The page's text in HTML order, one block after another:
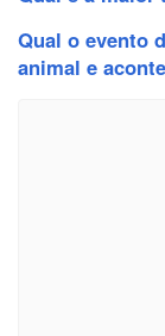
Qual o evento
animal e